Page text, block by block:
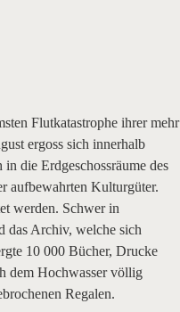
Flutkatastrophe ihrer mehr
ergoss sich innerhalb
die Erdgeschossräume des
aufbewahrten Kulturgüter.
werden. Schwer in
das Archiv, welche sich
10 000 Bücher, Drucke
dem Hochwasser völlig
Regalen.